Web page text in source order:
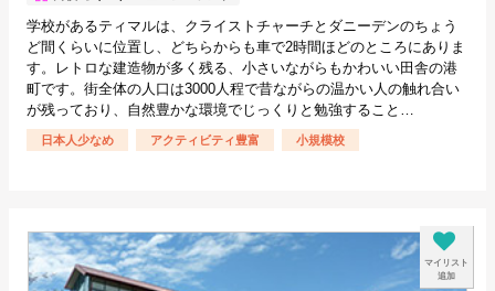
学校があるティマルは、クライストチャーチとダニーデンのちょう
ど間くらいに位置し、どちらからも車で2時間ほどのところにありま
す。レトロな建造物が多く残る、小さいながらもかわいい田舎の港
町です。街全体の人口は3000人程で昔ながらの温かい人の触れ合い
が残っており、自然豊かな環境でじっくりと勉強すること…
日本人少なめ アクティビティ豊富 小規模校
マイリスト
追加